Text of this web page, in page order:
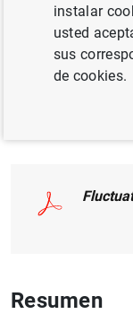
Resumen
instalar
usted
sus
de cookies.